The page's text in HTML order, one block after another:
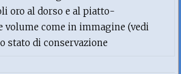
oro al dorso e al piatto-
volume come in immagine (vedi
di conservazione